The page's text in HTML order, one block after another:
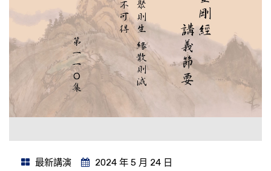
最新講演 2024 年 5 月 24 日